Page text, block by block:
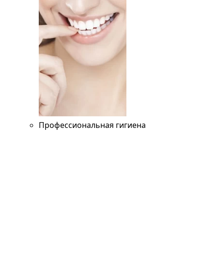
Профессиональная гигиена